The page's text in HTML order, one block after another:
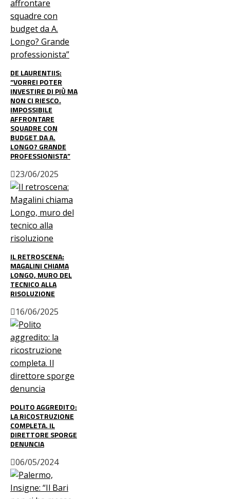
DE LAURENTIIS:
“VORREI POTER
INVESTIRE DI PIÙ MA
NON CI RIESCO.
IMPOSSIBILE
AFFRONTARE
SQUADRE CON
BUDGET DA A.
LONGO? GRANDE
PROFESSIONISTA”
23/06/2025
IL RETROSCENA:
MAGALINI CHIAMA
LONGO, MURO DEL
TECNICO ALLA
RISOLUZIONE
16/06/2025
POLITO AGGREDITO:
LA RICOSTRUZIONE
COMPLETA. IL
DIRETTORE SPORGE
DENUNCIA
06/05/2024